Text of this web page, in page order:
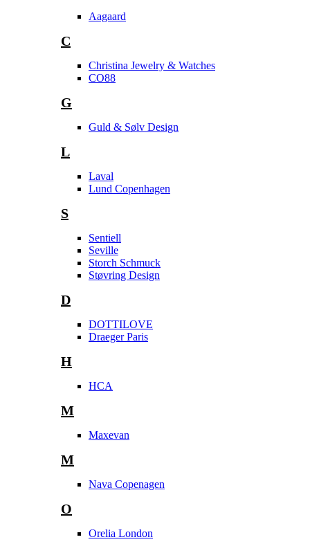
Aagaard
C
Christina Jewelry & Watches
CO88
G
Guld & Sølv Design
L
Laval
Lund Copenhagen
S
Sentiell
Seville
Storch Schmuck
Støvring Design
D
DOTTILOVE
Draeger Paris
H
HCA
M
Maxevan
M
Nava Copenagen
O
Orelia London